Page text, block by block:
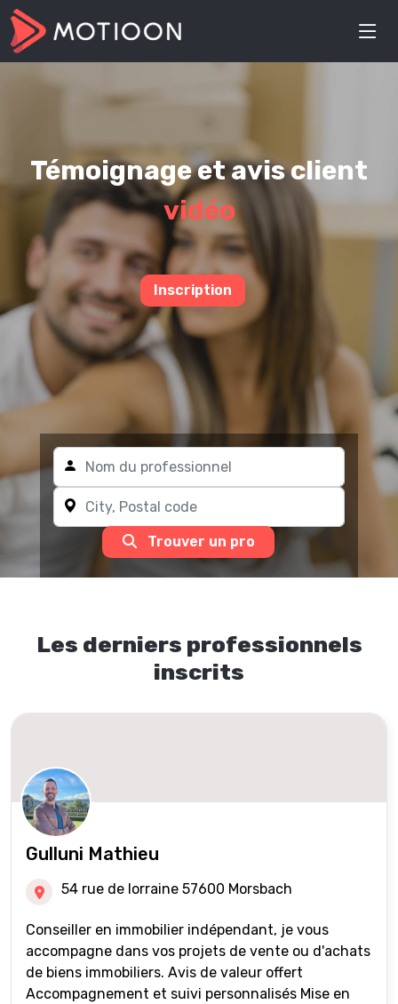
Témoignage et avis client
vidéo
Inscription
Trouver un pro
Les derniers professionnels
inscrits
Gulluni Mathieu
54 rue de lorraine 57600 Morsbach
Conseiller en immobilier indépendant, je vous
accompagne dans vos projets de vente ou d'achats
de biens immobiliers. Avis de valeur offert
Accompagnement et suivi personnalisés Mise en